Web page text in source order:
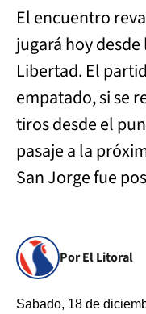
El encuentro
jugará hoy desde
Libertad. El
empatado, si se
tiros desde el
pasaje a la
San Jorge fue
Por El Litoral
Sabado, 18 de